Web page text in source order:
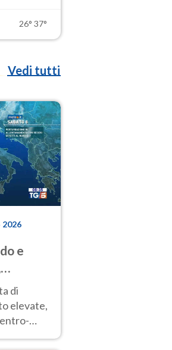
26° 37°
Vedi tutti
2026
e
di
elevate,